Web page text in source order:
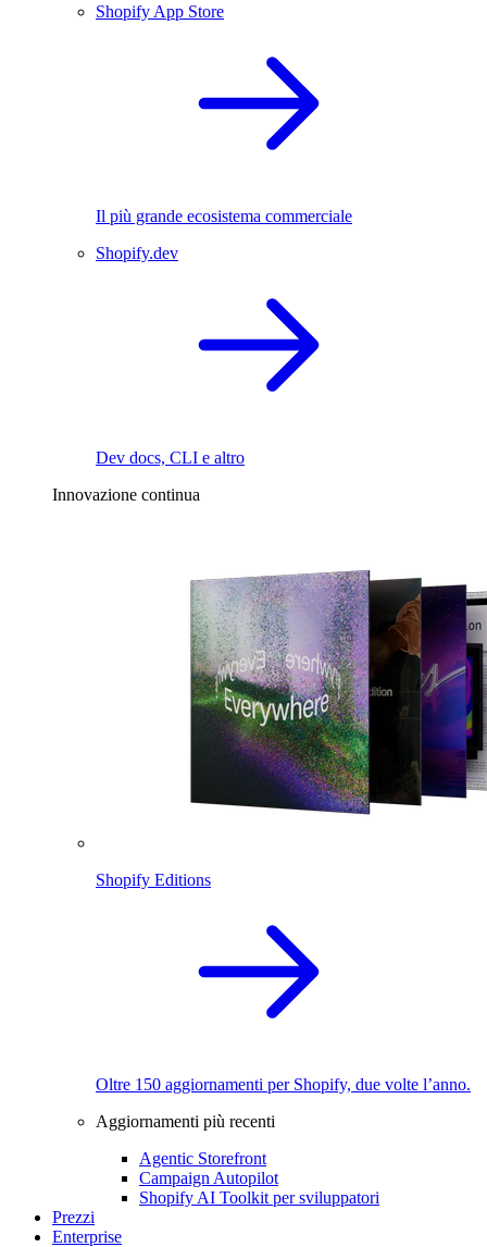
Shopify App Store
Il più grande ecosistema commerciale
Shopify.dev
Dev docs, CLI e altro
Innovazione continua
Shopify Editions
Oltre 150 aggiornamenti per Shopify, due volte l’anno.
Aggiornamenti più recenti
Agentic Storefront
Campaign Autopilot
Shopify AI Toolkit per sviluppatori
Prezzi
Enterprise